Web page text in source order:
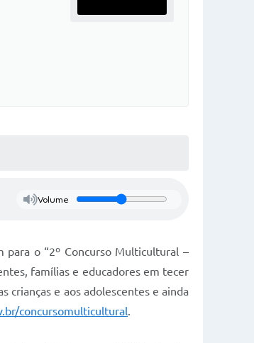
Volume
para o “2º Concurso Multicultural –
famílias e educadores em tecer
crianças e aos adolescentes e ainda
concursomulticultural.